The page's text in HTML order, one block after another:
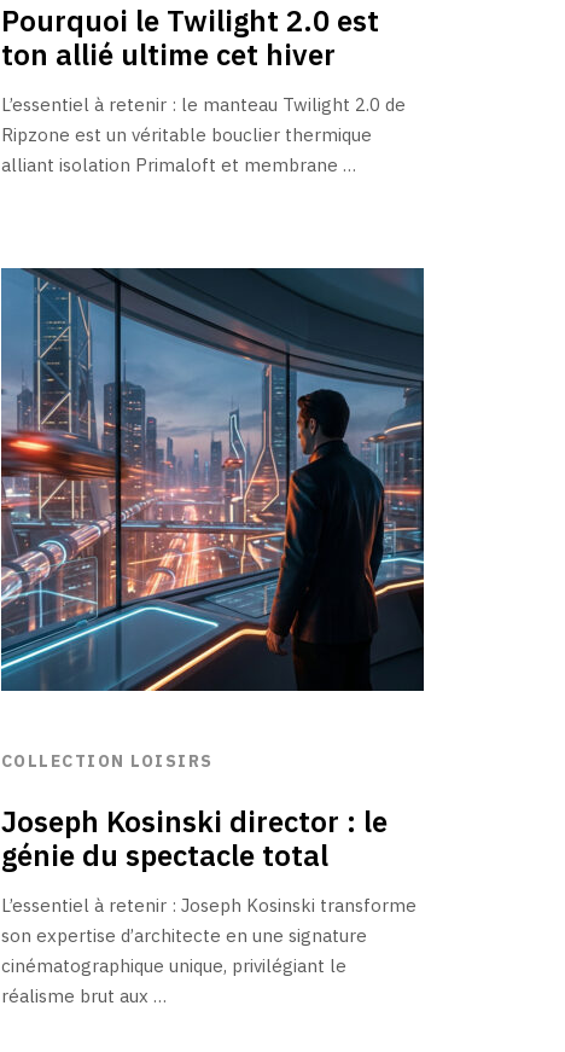
Pourquoi le Twilight 2.0 est
ton allié ultime cet hiver
L’essentiel à retenir : le manteau Twilight 2.0 de
Ripzone est un véritable bouclier thermique
alliant isolation Primaloft et membrane …
COLLECTION LOISIRS
Joseph Kosinski director : le
génie du spectacle total
L’essentiel à retenir : Joseph Kosinski transforme
son expertise d’architecte en une signature
cinématographique unique, privilégiant le
réalisme brut aux …